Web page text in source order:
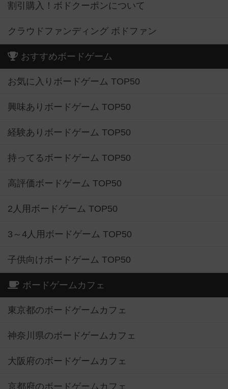
割引購入！ボドクーポンについて
クラウドファンディング ボドファン
おすすめボードゲーム
お気に入りボードゲーム TOP50
興味ありボードゲーム TOP50
経験ありボードゲーム TOP50
持ってるボードゲーム TOP50
高評価ボードゲーム TOP50
2人用ボードゲーム TOP50
3～4人用ボードゲーム TOP50
子供向けボードゲーム TOP50
ボードゲームカフェ
東京都のボードゲームカフェ
神奈川県のボードゲームカフェ
大阪府のボードゲームカフェ
京都府のボードゲームカフェ